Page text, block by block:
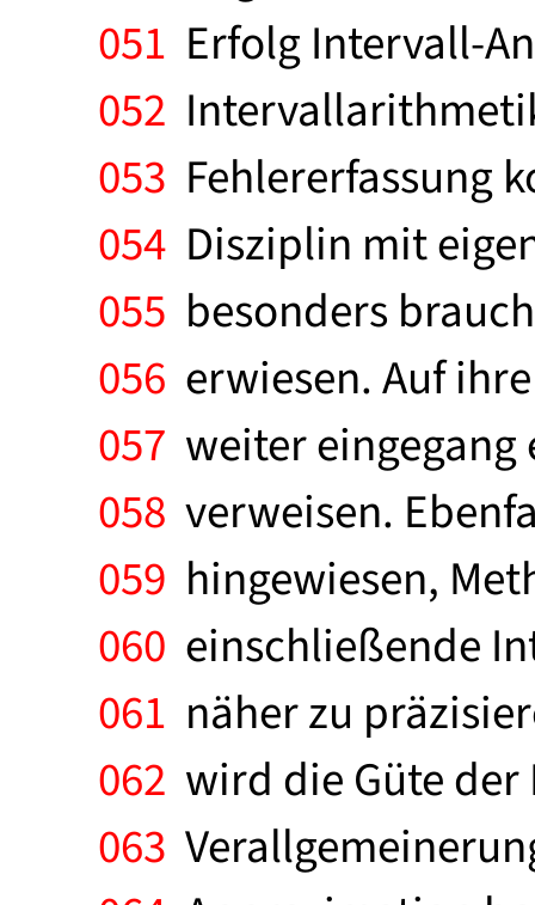
051 Erfolg Intervall-
052
053 Fehlererfassung
054 Disziplin mit
055 besonders
056 erwiesen. Auf
057 weiter eingegang
058 verweisen.
059 hingewiesen,
060 einschließende
061 näher zu
062 wird die Güte
063